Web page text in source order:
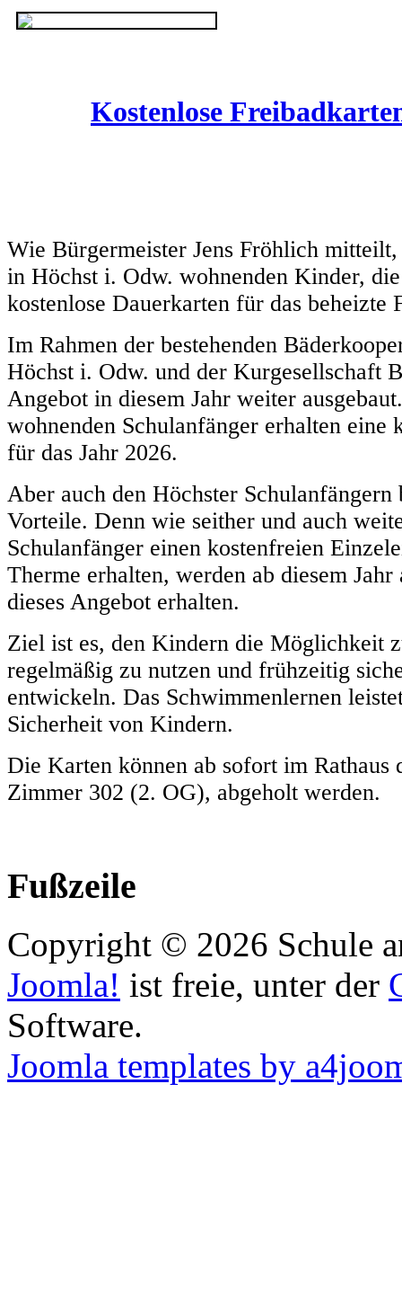
Kostenlose
Wie Bürgermeister Jens Fröhlich
in Höchst i. Odw. wohnenden Kinder,
kostenlose Dauerkarten für das beheizte
Im Rahmen der bestehenden
Höchst i. Odw. und der Kurgesellschaft
Angebot in diesem Jahr weiter
wohnenden Schulanfänger erhalten eine
für das Jahr 2026.
Aber auch den Höchster
Vorteile. Denn wie seither und auch
Schulanfänger einen kostenfreien
Therme erhalten, werden ab diesem
dieses Angebot erhalten.
Ziel ist es, den Kindern die Möglichkeit
regelmäßig zu nutzen und frühzeitig
entwickeln. Das Schwimmenlernen
Sicherheit von Kindern.
Die Karten können ab sofort im Rathaus
Zimmer 302 (2. OG), abgeholt werden.
Fußzeile
Copyright © 2026 Schule
Joomla! ist freie, unter der
Software.
Joomla templates by